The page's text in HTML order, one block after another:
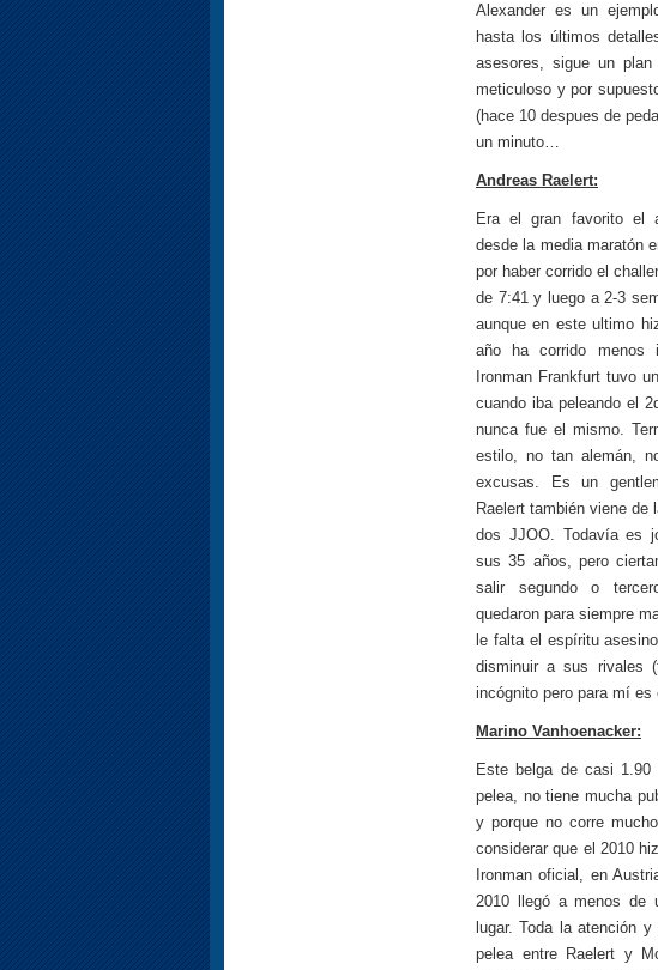
Alexander es un
hasta los últimos
asesores, sigue un plan
meticuloso y por
(hace 10 despues de
un minuto…
Andreas Raelert:
Era el gran favorito el
desde la media maratón
por haber corrido el
de 7:41 y luego a 2-3
aunque en este ultimo
año ha corrido menos
Ironman Frankfurt tuvo
cuando iba peleando el
nunca fue el mismo.
estilo, no tan alemán,
excusas. Es un
Raelert también viene de
dos JJOO. Todavía es
sus 35 años, pero
salir segundo o
quedaron para siempre
le falta el espíritu
disminuir a sus rivales
incógnito pero para mí es
Marino Vanhoenacker:
Este belga de casi
pelea, no tiene mucha
y porque no corre
considerar que el 2010
Ironman oficial, en
2010 llegó a menos de
lugar. Toda la atención
pelea entre Raelert y